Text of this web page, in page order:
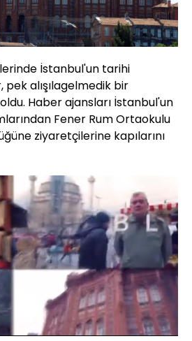
İstanbul'un tarihi
alışılagelmedik bir
Haber ajansları İstanbul'un
Fener Rum Ortaokulu
ziyaretçilerine kapılarını
Oynatma
Hızı